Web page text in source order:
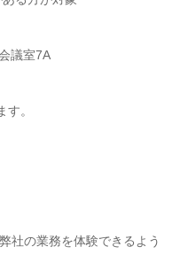
議室7A
。
社の業務を体験できるよう